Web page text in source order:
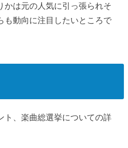
かは元の人気に引っ張られそ
も動向に注目したいところで
ト、楽曲総選挙についての詳